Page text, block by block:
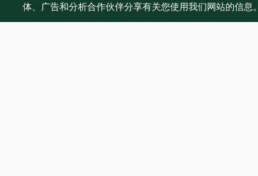
体、广告和分析合作伙伴分享有关您使用我们网站的信息。